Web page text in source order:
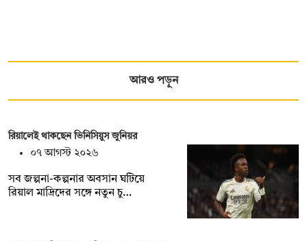
আরও পড়ুন
রিয়ালেই থাকছেন ভিনিসিয়ুস জুনিয়র
০৭ আগস্ট ২০২৬
সব জল্পনা-কল্পনার অবসান ঘটিয়ে
রিয়াল মাদ্রিদের সঙ্গে নতুন চু…